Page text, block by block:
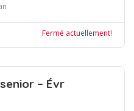
Fermé actuellement!
– Évr